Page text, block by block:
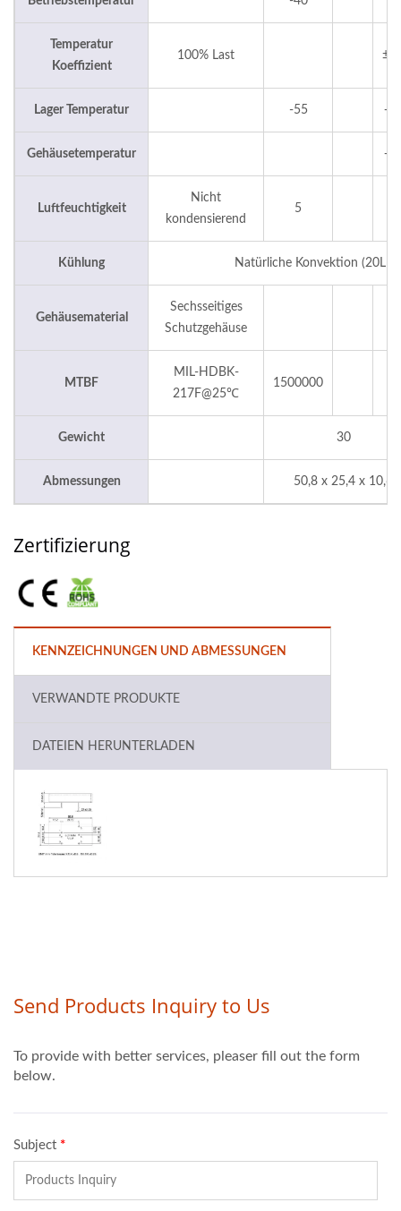
Temperatur
Koeffizient
100% Last
Lager Temperatur -55
Gehäusetemperatur
Luftfeuchtigkeit
Nicht
kondensierend
5
Kühlung Natürliche Konvektion
Gehäusematerial
Sechsseitiges
Schutzgehäuse
MTBF
MIL-HDBK-
217F@25℃
1500000
Gewicht 30
Abmessungen 50,8 x 25,4 x 10,6
Zertifizierung
KENNZEICHNUNGEN UND ABMESSUNGEN
VERWANDTE PRODUKTE
DATEIEN HERUNTERLADEN